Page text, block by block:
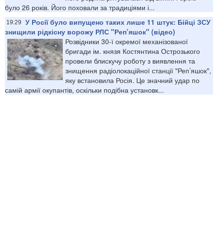
було 26 років. Його поховали за традиціями і...
19:29
У Росії було випущено таких лише 11 штук: Бійці ЗСУ
знищили рідкісну ворожу РЛС "Реп’яшок" (відео)
Розвідники 30-ї окремої механізованої
бригади ім. князя Костянтина Острозького
провели блискучу роботу з виявлення та
знищення радіолокаційної станції "Реп’яшок",
яку встановила Росія. Це значний удар по
самій армії окупантів, оскільки подібна установк...